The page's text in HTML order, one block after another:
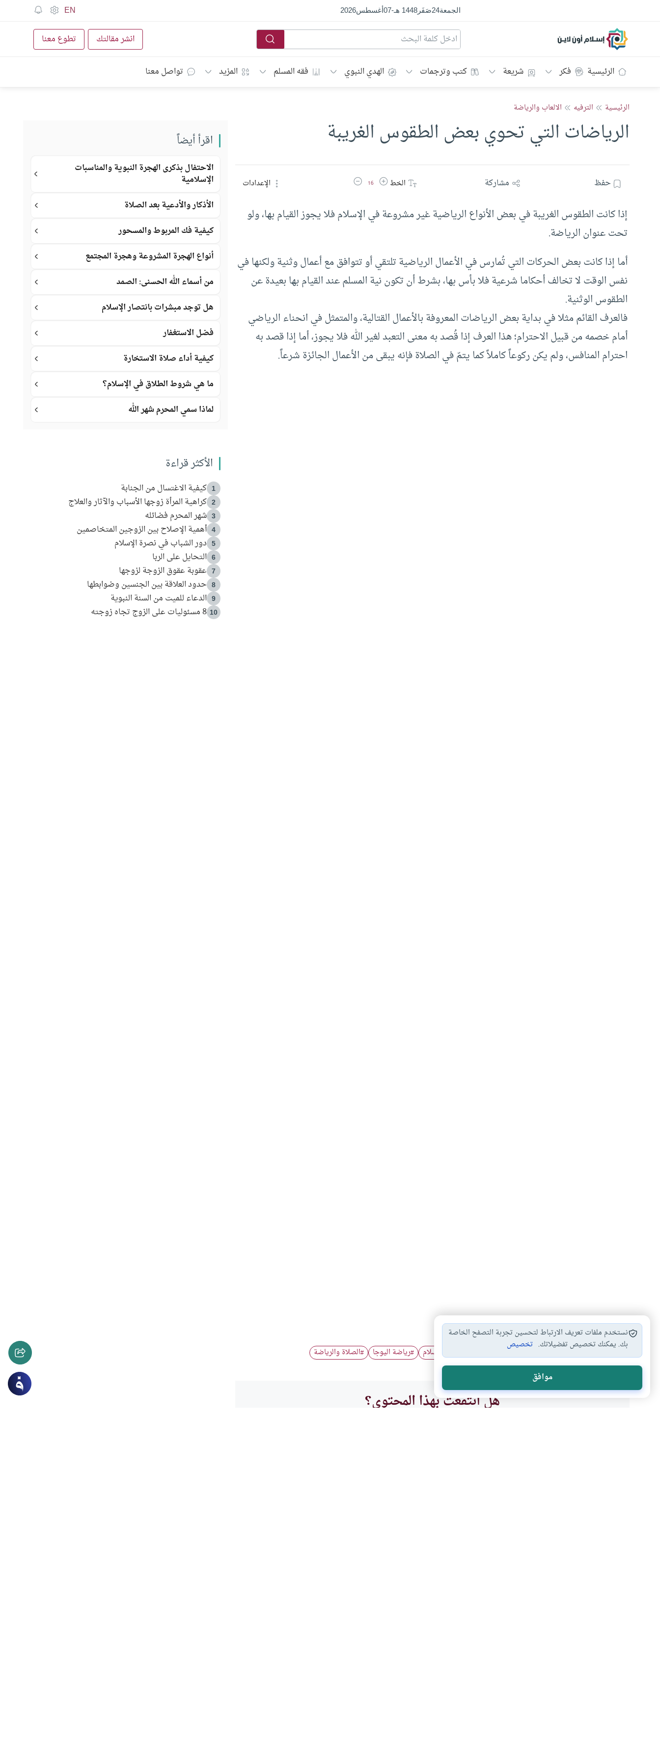
الجمعة24صَفَر1448 هـ -
07أغسطس2026
EN
إسلام أون لاين انشر مقالتك تطوع معنا
الرئيسية فكر شريعة كتب وترجمات الهدي النبوي فقه المسلم المزيد تواصل معنا
الرئيسية الترفيه الالعاب والرياضة
الرياضات التي تحوي بعض الطقوس الغريبة
حفظ مشاركة الخطزيادة حجم الخط
16 تقليل حجم الخط الإعدادات
إذا كانت الطقوس الغريبة في بعض الأنواع الرياضية غير مشروعة في الإسلام فلا يجوز القيام بها، ولو
تحت عنوان الرياضة.
أما إذا كانت بعض الحركات التي تُمارس في الأعمال الرياضية تلتقي أو تتوافق مع أعمال وثنية ولكنها في
نفس الوقت لا تخالف أحكاما شرعية فلا بأس بها، بشرط أن تكون نية المسلم عند القيام بها بعيدة عن
الطقوس الوثنية.
فالعرف القائم مثلا في بداية بعض الرياضات المعروفة بالأعمال القتالية، والمتمثل في انحناء الرياضي
أمام خصمه من قبيل الاحترام؛ هذا العرف إذا قُصد به معنى التعبد لغير الله فلا يجوز، أما إذا قصد به
احترام المنافس، ولم يكن ركوعاً كاملاً كما يتمّ في الصلاة فإنه يبقى من الأعمال الجائزة شرعاً.
محاذير الرياضة الرياضة والدعوة للإسلام الرياضة في الإسلام #رياضة اليوجا #الصلاة والرياضة
هل انتفعت بهذا المحتوى؟
اقرأ أيضاً
الاحتفال بذكرى الهجرة النبوية والمناسبات
الإسلامية
الأذكار والأدعية بعد الصلاة
كيفية فك المربوط والمسحور
أنواع الهجرة المشروعة وهجرة المجتمع
من أسماء الله الحسنى: الصمد
هل توجد مبشرات بانتصار الإسلام
فضل الاستغفار
كيفية أداء صلاة الاستخارة
ما هي شروط الطلاق في الإسلام؟
لماذا سمي المحرم شهر الله
الأكثر قراءة
1 كيفية الاغتسال من الجنابة
2 كراهية المرأة زوجها الأسباب والآثار والعلاج
3 شهر المحرم فضائله
4 أهمية الإصلاح بين الزوجين المتخاصمين
5 دور الشباب في نصرة الإسلام
6 التحايل على الربا
7 عقوبة عقوق الزوجة لزوجها
8 حدود العلاقة بين الجنسين وضوابطها
9 الدعاء للميت من السنة النبوية
10 8 مسئوليات على الزوج تجاه زوجته
نستخدم ملفات تعريف الارتباط لتحسين تجربة التصفح الخاصة
بك. يمكنك تخصيص تفضيلاتك. تخصيص
موافق